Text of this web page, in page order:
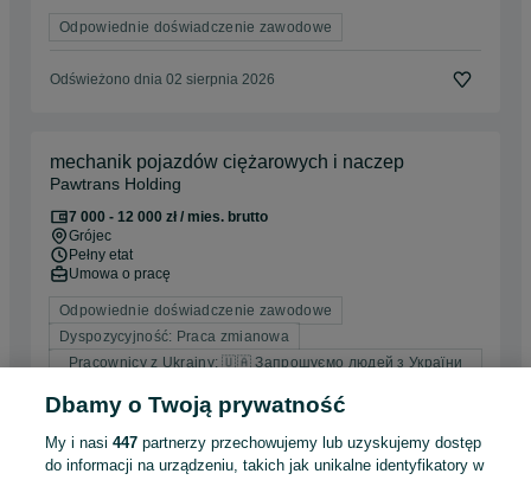
Odpowiednie doświadczenie zawodowe
Odświeżono dnia 02 sierpnia 2026
mechanik pojazdów ciężarowych i naczep
Pawtrans Holding
7 000 - 12 000 zł / mies. brutto
Grójec
Pełny etat
Umowa o pracę
Odpowiednie doświadczenie zawodowe
Dyspozycyjność: Praca zmianowa
Pracownicy z Ukrainy: 🇺🇦 Запрошуємо людей з України
Dbamy o Twoją prywatność
My i nasi447 partnerzy przechowujemy lub uzyskujemy dostęp
do informacji na urządzeniu, takich jak unikalne identyfikatory w